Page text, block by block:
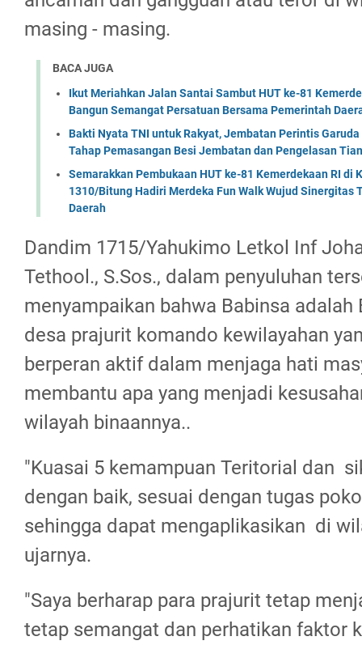
masing - masing.
BACA JUGA
Ikut Meriahkan Jalan Santai Sambut HUT ke-81
Bangun Semangat Persatuan Bersama Pemerintah
Bakti Nyata TNI untuk Rakyat, Jembatan Perintis
Tahap Pemasangan Besi Jembatan dan Pengelasan
Semarakkan Pembukaan HUT ke-81 Kemerdekaan RI di
1310/Bitung Hadiri Merdeka Fun Walk Wujud Sinergitas
Daerah
Dandim 1715/Yahukimo Letkol Inf
Tethool., S.Sos., dalam penyuluhan
menyampaikan bahwa Babinsa adalah
desa prajurit komando kewilayahan
berperan aktif dalam menjaga hati
membantu apa yang menjadi
wilayah binaannya..
"Kuasai 5 kemampuan Teritorial dan
dengan baik, sesuai dengan tugas
sehingga dapat mengaplikasikan di
ujarnya.
"Saya berharap para prajurit tetap
tetap semangat dan perhatikan faktor